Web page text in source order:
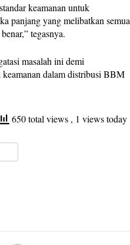
keamanan untuk
panjang yang melibatkan semua
tegasnya.
masalah ini demi
keamanan dalam distribusi BBM
650 total views , 1 views today